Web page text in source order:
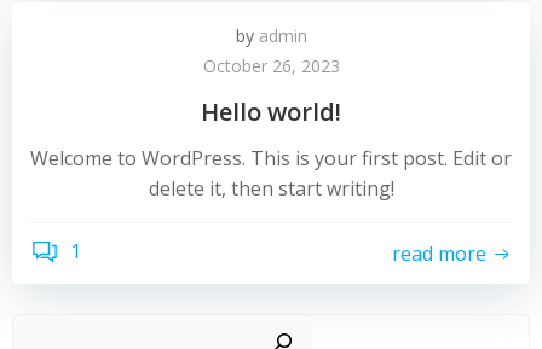
by admin
October 26, 2023
Hello world!
Welcome to WordPress. This is your first post. Edit or
delete it, then start writing!
1 read more